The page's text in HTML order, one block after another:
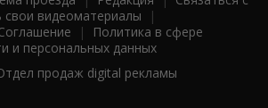
свои видеоматериалы |
|
Политика в сфере
и персональных данных
продаж digital рекламы